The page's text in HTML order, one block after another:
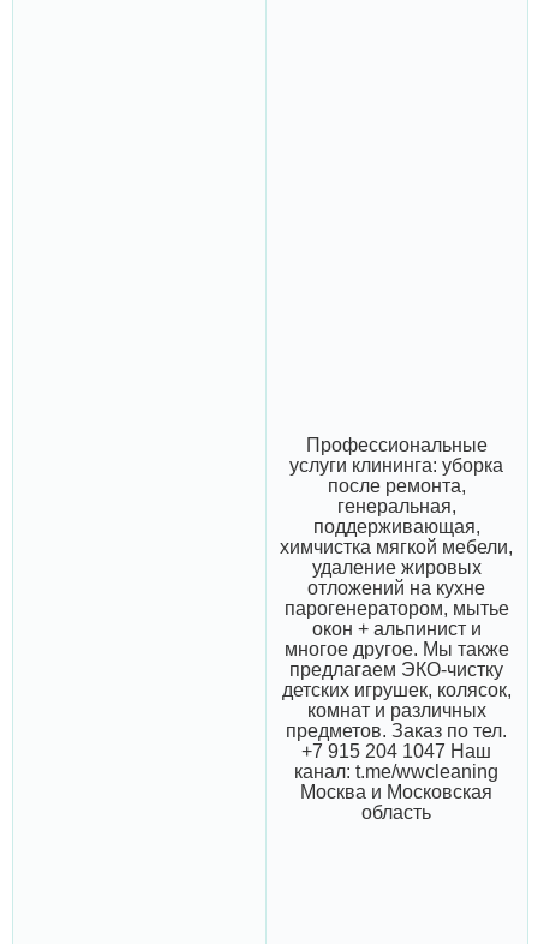
Профессиональные
услуги клининга: уборка
после ремонта,
генеральная,
поддерживающая,
химчистка мягкой мебели,
удаление жировых
отложений на кухне
парогенератором, мытье
окон + альпинист и
многое другое. Мы также
предлагаем ЭКО-чистку
детских игрушек, колясок,
комнат и различных
предметов. Заказ по тел.
+7 915 204 1047 Наш
канал: t.me/wwcleaning
Москва и Московская
область